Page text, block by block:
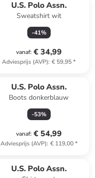
U.S. Polo Assn.
Sweatshirt wit
-41%
vanaf: € 34,99
Adviesprijs (AVP): € 59,95*
U.S. Polo Assn.
Boots donkerblauw
-53%
vanaf: € 54,99
Adviesprijs (AVP): € 119,00*
U.S. Polo Assn.